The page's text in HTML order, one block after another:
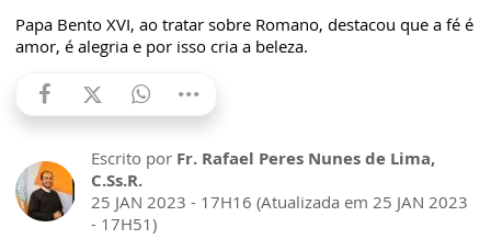
Papa Bento XVI, ao tratar sobre Romano, destacou que a fé é
amor, é alegria e por isso cria a beleza.
Escrito por Fr. Rafael Peres Nunes de Lima,
C.Ss.R.
25 JAN 2023 - 17H16 (Atualizada em 25 JAN 2023
- 17H51)